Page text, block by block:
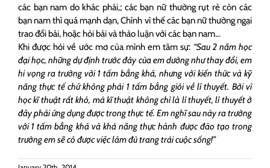
các bạn nam do khác phái,; các bạn nữ thường rụt rè còn các
bạn nam thì quá mạnh dạn, Chính vì thế các bạn nữ thường ngại
trao đổi bài, hoặc hỏi bài và thảo luận với các bạn nam…
Khi được hỏi về ước mơ của mình em tâm sự: “Sau 2 năm học
đại học, những dự định trước đây của em dường như thay đổi, em
hi vọng ra trường với 1 tấm bằng khá, nhưng với kiến thức và kỹ
năng thực tế chứ không phải 1 tấm bằng giỏi về lí thuyết. Bởi vì
học kĩ thuật rất khó, mà kĩ thuật không chỉ là lí thuyết, lí thuyết ở
đây phải ứng dụng được trong thực tế. Em nghĩ sau này ra trường
với 1 tấm bằng khá và khả năng thực hành được đào tạo trong
trường em sẽ có được việc làm đủ trang trải cuộc sống!”